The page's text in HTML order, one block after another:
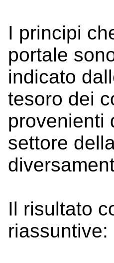
I principi
portale
indicato
tesoro dei
provenienti
settore
Il risultato
riassuntive: